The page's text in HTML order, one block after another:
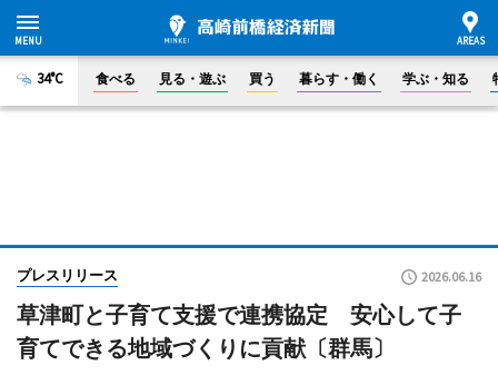
34°C 食べる 見る・遊ぶ 買う 暮らす・働く 学ぶ・知る
プレスリリース 2026.06.16
草津町と子育て支援で連携協定 安心して子
育てできる地域づくりに貢献〔群馬〕